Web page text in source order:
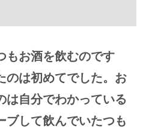
もお酒を飲むのです
のは初めてでした。お
は自分でわかっている
ブして飲んでいたつも